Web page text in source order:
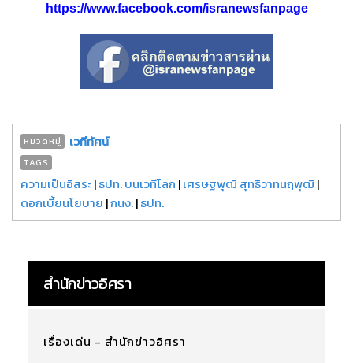
https://www.facebook.com/isranewsfanpage
หมวดหมู่ เวทีทัศน์
TAGS
ความเป็นอิสระ|ธปท. บนเวทีโลก |เศรษฐพุฒิ สุทธิวาทนฤพุฒิ |
ดอกเบี้ยนโยบาย |กนง.|ธปท.
สำนักข่าวอิศรา
เรื่องเด่น - สำนักข่าวอิศรา